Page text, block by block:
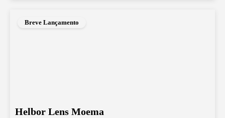
Breve Lançamento
Helbor Lens Moema